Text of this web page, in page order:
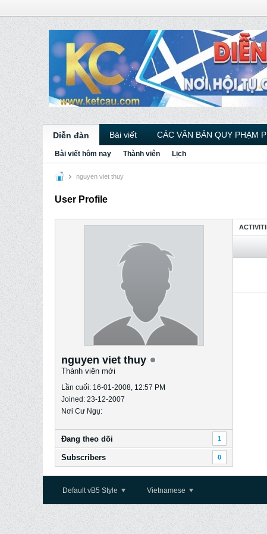
Diễn đàn Bài viết CÁC VĂN BẢN QUY PHẠM
Bài viết hôm nay Thành viên Lịch
nguyen viet thuy
User Profile
nguyen viet thuy
Thành viên mới
Lần cuối: 16-01-2008, 12:57 PM
Joined: 23-12-2007
Nơi Cư Ngụ:
Ðang theo dõi 1
Subscribers 0
Default vB5 Style Vietnamese